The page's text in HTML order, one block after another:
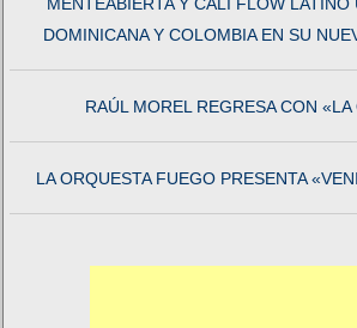
DOMINICANA Y COLOMBIA EN SU
RAÚL MOREL REGRESA CON
LA ORQUESTA FUEGO PRESENTA